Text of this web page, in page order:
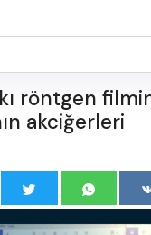
röntgen
akciğerleri